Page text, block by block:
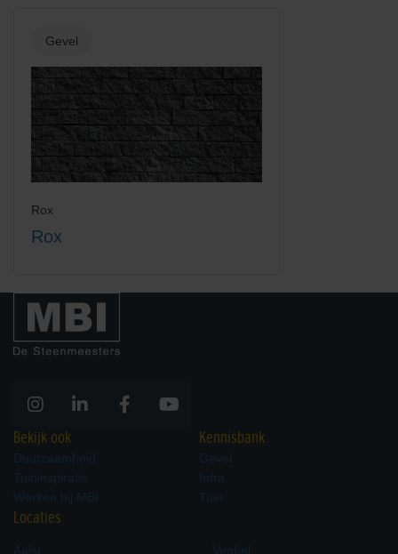
Gevel
Rox
Rox
Bekijk ook
Duurzaamheid
Tuininspiratie
Werken bij MBI
Kennisbank
Gevel
Infra
Tuin
Locaties
Aalst Veghel